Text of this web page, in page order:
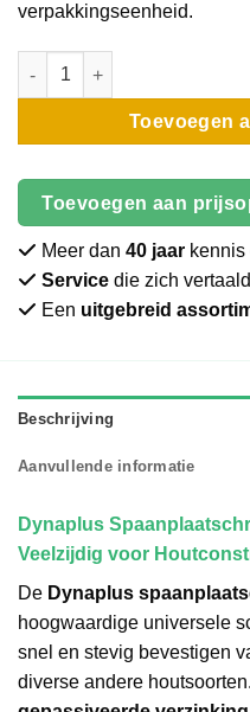
verpakkingseenheid.
Schroef | Dynaplus |
Toevoegen
Toevoegen aan
Meer dan 40 jaar kennis
Service die zich
Een uitgebreid
Beschrijving
Aanvullende informatie
Dynaplus
Veelzijdig voor
De Dynaplus
hoogwaardige universele
snel en stevig bevestigen
diverse andere